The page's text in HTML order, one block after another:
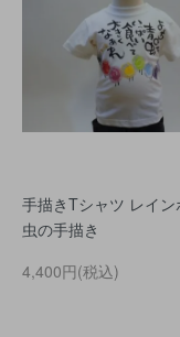
手描きTシャツ レイン
虫の手描き
4,400円(税込)